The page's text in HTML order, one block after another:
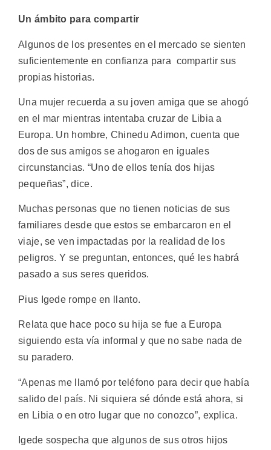
Un ámbito para compartir
Algunos de los presentes en el mercado se sienten
suficientemente en confianza para compartir sus
propias historias.
Una mujer recuerda a su joven amiga que se ahogó
en el mar mientras intentaba cruzar de Libia a
Europa. Un hombre, Chinedu Adimon, cuenta que
dos de sus amigos se ahogaron en iguales
circunstancias. “Uno de ellos tenía dos hijas
pequeñas”, dice.
Muchas personas que no tienen noticias de sus
familiares desde que estos se embarcaron en el
viaje, se ven impactadas por la realidad de los
peligros. Y se preguntan, entonces, qué les habrá
pasado a sus seres queridos.
Pius Igede rompe en llanto.
Relata que hace poco su hija se fue a Europa
siguiendo esta vía informal y que no sabe nada de
su paradero.
“Apenas me llamó por teléfono para decir que había
salido del país. Ni siquiera sé dónde está ahora, si
en Libia o en otro lugar que no conozco”, explica.
Igede sospecha que algunos de sus otros hijos